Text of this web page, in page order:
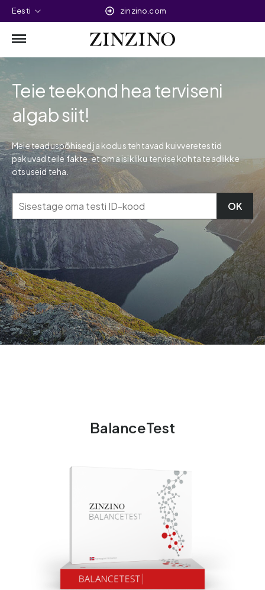
Eesti zinzino.com
Teie teekond hea terviseni
algab siit!
Meie teaduspõhised ja kodus tehtavad kuivveretestid
pakuvad teile fakte, et oma isikliku tervise kohta teadlikke
otsuseid teha.
OK
BalanceTest